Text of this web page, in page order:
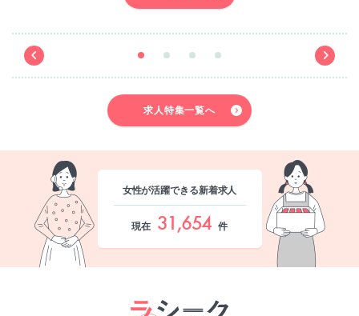
求人特集一覧へ
女性が活躍できる新着求人
現在 31,654 件